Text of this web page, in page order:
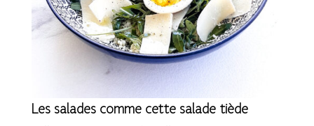
Les salades comme cette salade tiède